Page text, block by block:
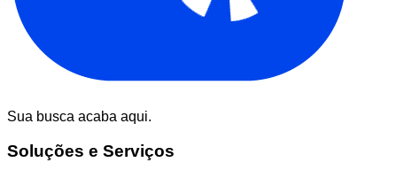
Sua busca acaba aqui.
Soluções e Serviços